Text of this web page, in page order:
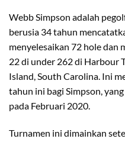
Webb Simpson adalah
berusia 34 tahun
menyelesaikan 72 hole dan
22 di under 262 di Harbour
Island, South Carolina. Ini
tahun ini bagi Simpson,
pada Februari 2020.
Turnamen ini dimainkan